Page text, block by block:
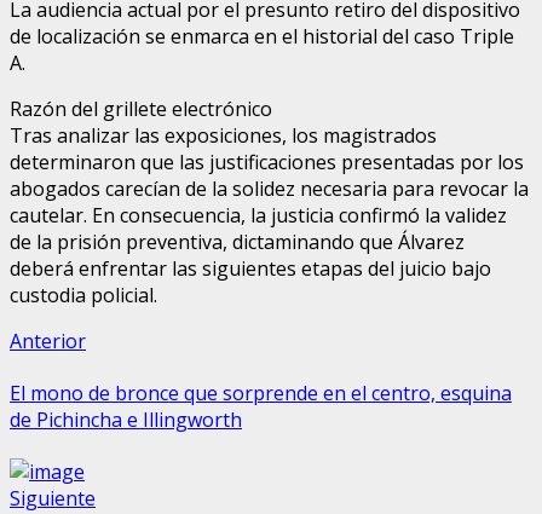
La audiencia actual por el presunto retiro del dispositivo
de localización se enmarca en el historial del caso Triple
A.
Razón del grillete electrónico
Tras analizar las exposiciones, los magistrados
determinaron que las justificaciones presentadas por los
abogados carecían de la solidez necesaria para revocar la
cautelar. En consecuencia, la justicia confirmó la validez
de la prisión preventiva, dictaminando que Álvarez
deberá enfrentar las siguientes etapas del juicio bajo
custodia policial.
Sigue
leyendo
AnteriorEntrada
El mono de bronce que sorprende en el centro, esquina
de Pichincha e Illingworth
Siguiente